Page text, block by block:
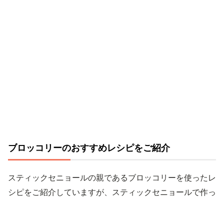
ブロッコリーのおすすめレシピをご紹介
スティックセニョールの親であるブロッコリーを使ったレ
シピをご紹介していますが、スティックセニョールで作っ